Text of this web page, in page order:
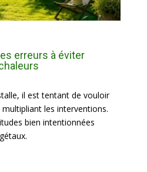
erreurs à éviter
il est tentant de vouloir
les interventions.
bien intentionnées